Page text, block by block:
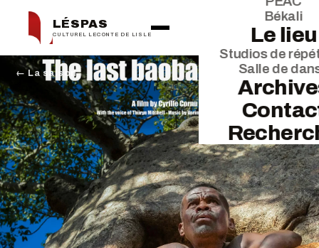
LÉSPAS
CULTUREL LECONTE DE LISLE
Békali
Le lieu
Studios de
Salle de
← La saison